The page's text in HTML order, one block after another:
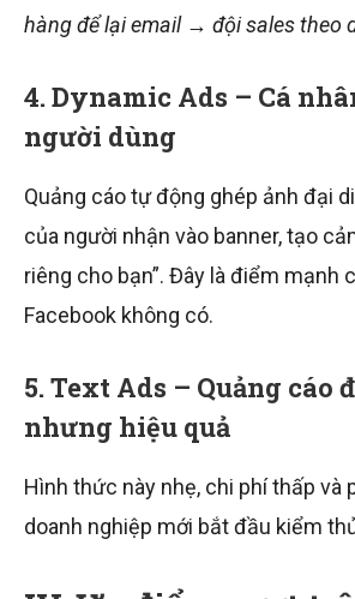
hàng để lại email → đội sales theo
4. Dynamic Ads – Cá
người dùng
Quảng cáo tự động ghép ảnh đại
của người nhận vào banner, tạo
riêng cho bạn”. Đây là điểm mạnh
Facebook không có.
5. Text Ads – Quảng cáo
nhưng hiệu quả
Hình thức này nhẹ, chi phí thấp và
doanh nghiệp mới bắt đầu kiểm